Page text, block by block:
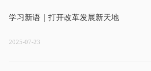
学习新语｜打开改革发展新天地
2025-07-23